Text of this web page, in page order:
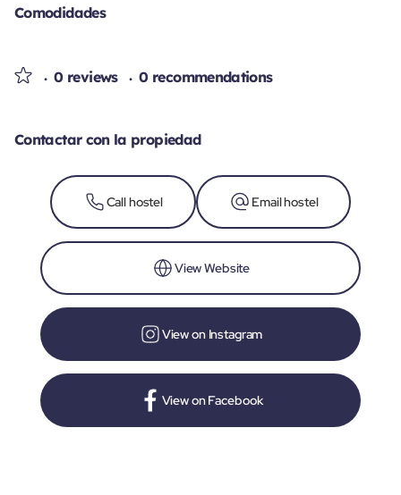
Comodidades
0 reviews 0 recommendations
Contactar con la propiedad
Call hostel Email hostel
View Website
View on Instagram
View on Facebook